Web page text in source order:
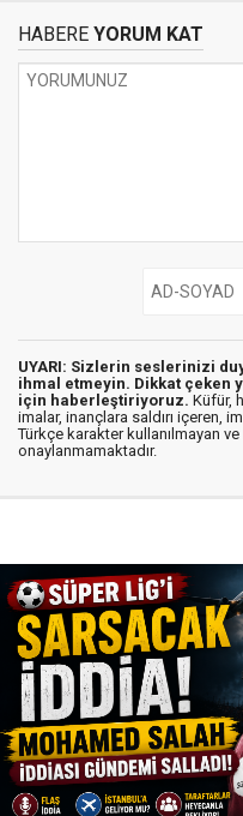
HABERE YORUM KAT
UYARI: Sizlerin seslerinizi
ihmal etmeyin. Dikkat çeken
için haberleştiriyoruz. Küfür,
imalar, inançlara saldırı içeren,
Türkçe karakter kullanılmayan
onaylanmamaktadır.